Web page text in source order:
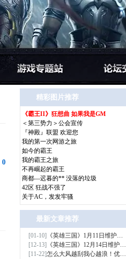
0
精彩图片推荐
更多>
《霸王II》狂想曲 如果我是GM
＜第三势力＞公会宣传
『神殿』联盟 欢迎您
我的第一次网游之旅
如今的霸王
我的霸王之旅
不再崛起的霸王
商都—迟暮的** 没落的垃圾
42区 狂战不强了
关于AC，发发牢骚
最新文章推荐
更多>[01-10]
《英雄三国》1月11日维护…
[12-13]
《英雄三国》12月14日维护…
[11-22]怎么大风越刮我心越浪！优…